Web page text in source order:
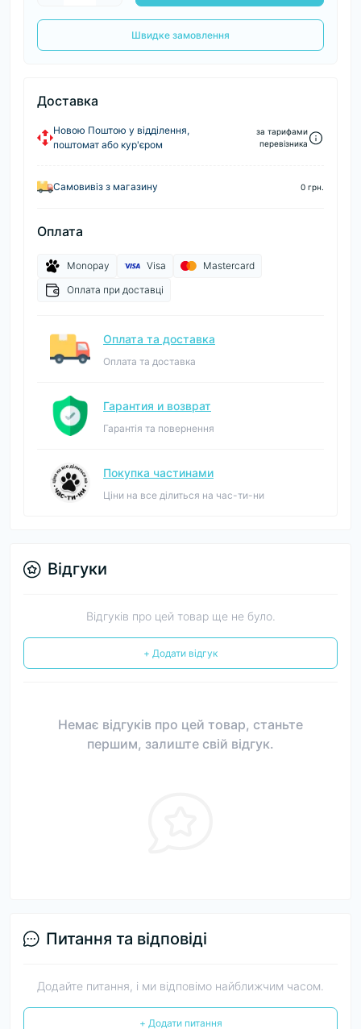
Швидке замовлення
Доставка
Новою Поштою у відділення,
поштомат або кур'єром
за тарифами
перевізника
Самовивіз з магазину 0 грн.
Оплата
Monopay Visa
Mastercard
Оплата при доставці
Оплата та доставка
Оплата та доставка
Гарантия и возврат
Гарантія та повернення
Покупка частинами
Ціни на все ділиться на час-ти-ни
Відгуки
Відгуків про цей товар ще не було.
+ Додати відгук
Немає відгуків про цей товар, станьте
першим, залиште свій відгук.
Питання та відповіді
Додайте питання, і ми відповімо найближчим часом.
+ Додати питання